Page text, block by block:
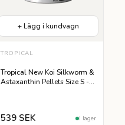
+ Lägg i kundvagn
TROPICAL
Tropical New Koi Silkworm &
Astaxanthin Pellets Size S - 5
539 SEK I lager